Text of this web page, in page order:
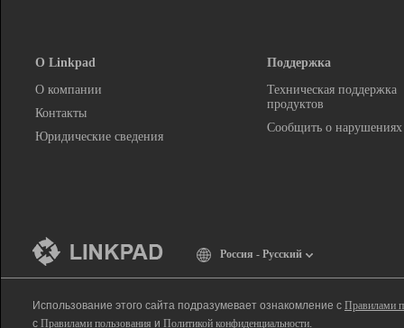
О Linkpad
О компании
Контакты
Юридические сведения
Поддержка
Техническая поддержка
продуктов
Сообщить о нарушениях
Россия - Русский
Использование этого сайта подразумевает ознакомление с Правилами
с Правилами пользования и Политикой конфиденциальности.